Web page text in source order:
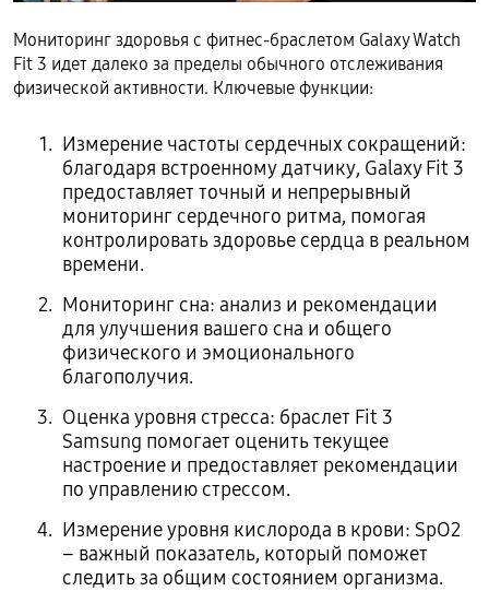
Мониторинг здоровья с фитнес-браслетом Galaxy Watch
Fit 3 идет далеко за пределы обычного отслеживания
физической активности. Ключевые функции:
Измерение частоты сердечных сокращений:
благодаря встроенному датчику, Galaxy Fit 3
предоставляет точный и непрерывный
мониторинг сердечного ритма, помогая
контролировать здоровье сердца в реальном
времени.
Мониторинг сна: анализ и рекомендации
для улучшения вашего сна и общего
физического и эмоционального
благополучия.
Оценка уровня стресса: браслет Fit 3
Samsung помогает оценить текущее
настроение и предоставляет рекомендации
по управлению стрессом.
Измерение уровня кислорода в крови: SpO2
– важный показатель, который поможет
следить за общим состоянием организма.